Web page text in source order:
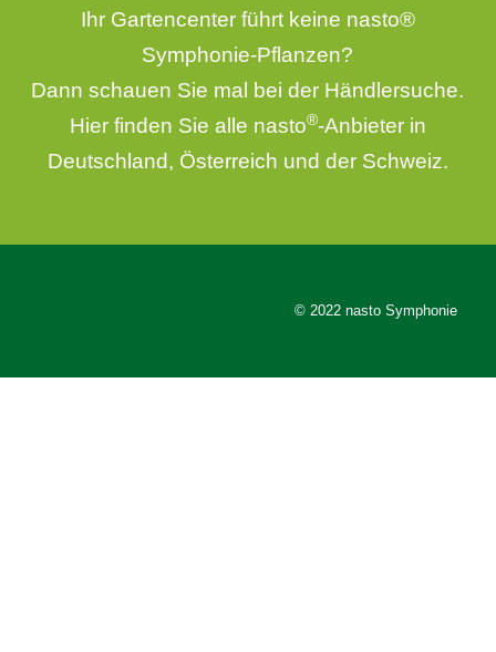
Ihr Gartencenter führt keine nasto®
Symphonie-Pflanzen?
Dann schauen Sie mal bei der Händlersuche.
Hier finden Sie alle nasto®-Anbieter in
Deutschland, Österreich und der Schweiz.
© 2022 nasto Symphonie